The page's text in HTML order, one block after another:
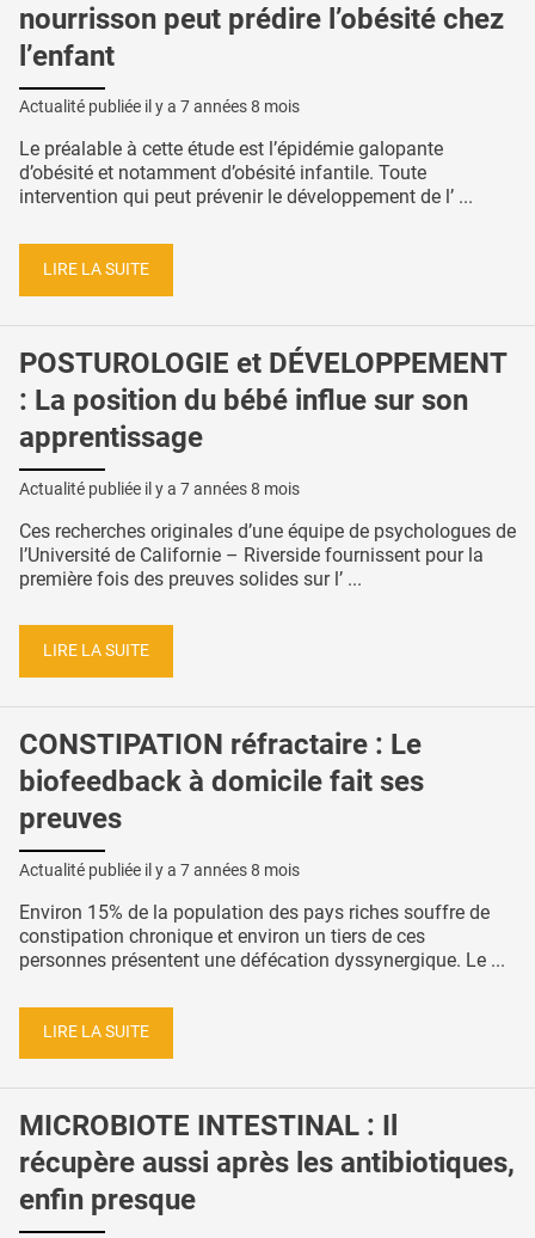
nourrisson peut prédire l’obésité chez
l’enfant
Actualité publiée il y a 7 années 8 mois
Le préalable à cette étude est l’épidémie galopante
d’obésité et notamment d’obésité infantile. Toute
intervention qui peut prévenir le développement de l’ ...
LIRE LA SUITE
POSTUROLOGIE et DÉVELOPPEMENT
: La position du bébé influe sur son
apprentissage
Actualité publiée il y a 7 années 8 mois
Ces recherches originales d’une équipe de psychologues de
l’Université de Californie – Riverside fournissent pour la
première fois des preuves solides sur l’ ...
LIRE LA SUITE
CONSTIPATION réfractaire : Le
biofeedback à domicile fait ses
preuves
Actualité publiée il y a 7 années 8 mois
Environ 15% de la population des pays riches souffre de
constipation chronique et environ un tiers de ces
personnes présentent une défécation dyssynergique. Le ...
LIRE LA SUITE
MICROBIOTE INTESTINAL : Il
récupère aussi après les antibiotiques,
enfin presque